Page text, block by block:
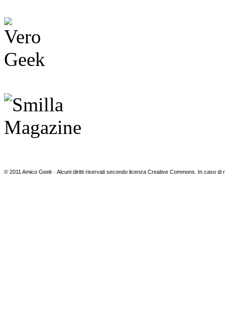
© 2011 Amico Geek · Alcuni diritti riservati secondo licenza Creative Commons. In caso